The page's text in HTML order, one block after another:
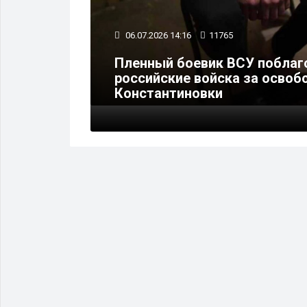
06.07.2026 14:16 11765
Пленный боевик ВСУ
российские войска за
Константиновки